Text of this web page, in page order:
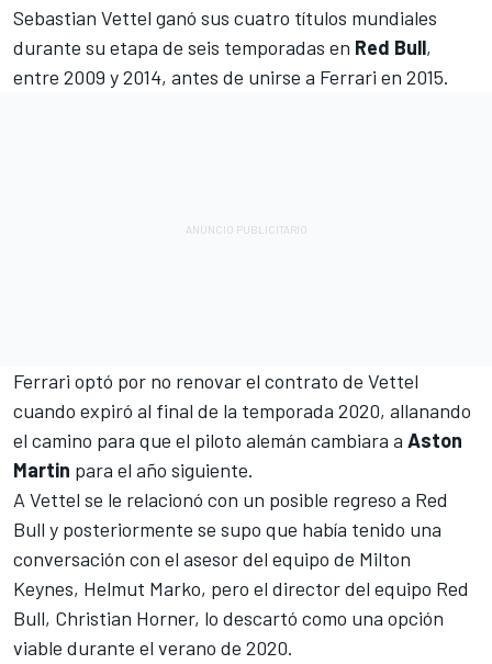
Sebastian Vettel ganó sus cuatro títulos mundiales
durante su etapa de seis temporadas en Red Bull,
entre 2009 y 2014, antes de unirse a Ferrari en 2015.
Ferrari optó por no renovar el contrato de Vettel
cuando expiró al final de la temporada 2020, allanando
el camino para que el piloto alemán cambiara a Aston
Martin para el año siguiente.
A Vettel se le relacionó con un posible regreso a Red
Bull y posteriormente se supo que había tenido una
conversación con el asesor del equipo de Milton
Keynes, Helmut Marko, pero el director del equipo Red
Bull, Christian Horner, lo descartó como una opción
viable durante el verano de 2020.